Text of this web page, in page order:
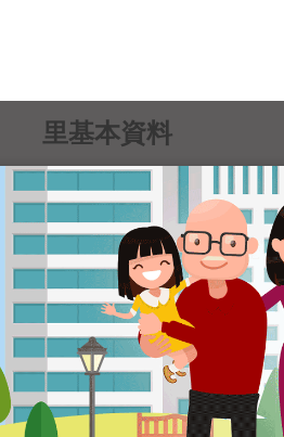
里基本資料